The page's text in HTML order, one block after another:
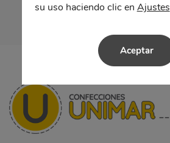
su uso haciendo clic en Ajustes
Aceptar